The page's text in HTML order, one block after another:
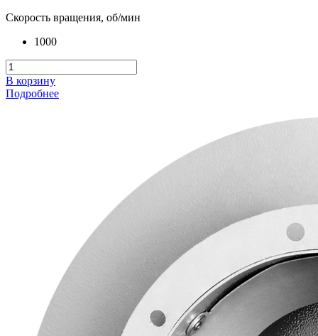
Скорость вращения, об/мин
1000
В корзину
Подробнее